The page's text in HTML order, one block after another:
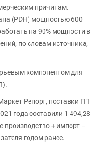
причинам.
(PDH) мощностью 600
на 90% мощности в
по словам источника,
компонентом для
Репорт, поставки ПП
года составили 1 494,28
производство + импорт –
годом ранее.